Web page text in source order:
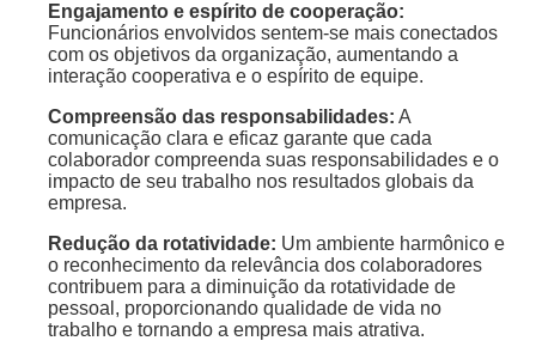
Engajamento e espírito de cooperação:
Funcionários envolvidos sentem-se mais conectados
com os objetivos da organização, aumentando a
interação cooperativa e o espírito de equipe.
Compreensão das responsabilidades: A
comunicação clara e eficaz garante que cada
colaborador compreenda suas responsabilidades e o
impacto de seu trabalho nos resultados globais da
empresa.
Redução da rotatividade: Um ambiente harmônico e
o reconhecimento da relevância dos colaboradores
contribuem para a diminuição da rotatividade de
pessoal, proporcionando qualidade de vida no
trabalho e tornando a empresa mais atrativa.